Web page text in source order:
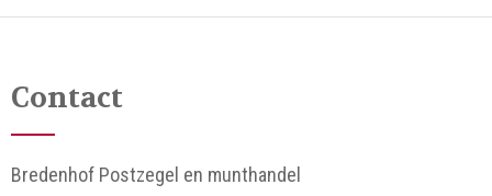
Contact
Bredenhof Postzegel en munthandel